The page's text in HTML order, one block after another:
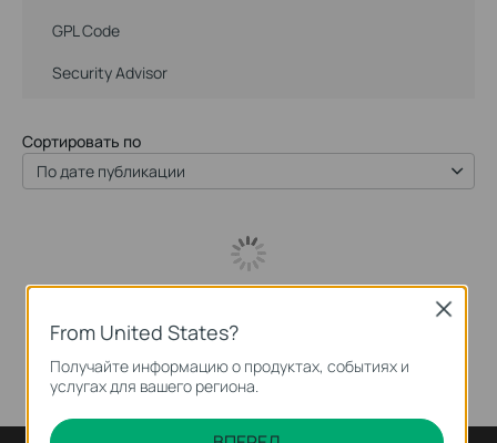
GPL Code
Security Advisor
Сортировать по
По дате публикации
From United States?
Получайте информацию о продуктах, событиях и
услугах для вашего региона.
Close